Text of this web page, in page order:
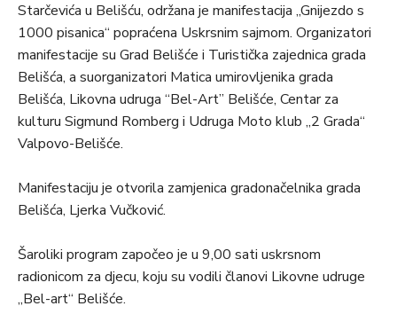
Starčevića u Belišću, održana je manifestacija „Gnijezdo s
1000 pisanica“ popraćena Uskrsnim sajmom. Organizatori
manifestacije su Grad Belišće i Turistička zajednica grada
Belišća, a suorganizatori Matica umirovljenika grada
Belišća, Likovna udruga “Bel-Art” Belišće, Centar za
kulturu Sigmund Romberg i Udruga Moto klub „2 Grada“
Valpovo-Belišće.
Manifestaciju je otvorila zamjenica gradonačelnika grada
Belišća, Ljerka Vučković.
Šaroliki program započeo je u 9,00 sati uskrsnom
radionicom za djecu, koju su vodili članovi Likovne udruge
„Bel-art“ Belišće.